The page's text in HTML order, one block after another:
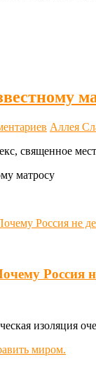
Аллея
священное
матросу
Россия
изоляция